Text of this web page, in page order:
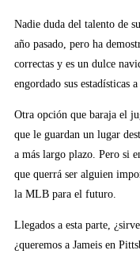
Nadie duda del talento de
año pasado, pero ha
correctas y es un dulce
engordado sus estadísticas a
Otra opción que baraja el
que le guardan un lugar
a más largo plazo. Pero si
que querrá ser alguien
la MLB para el futuro.
Llegados a esta parte,
¿queremos a Jameis en